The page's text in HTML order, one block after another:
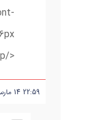
</span></font></p>
22:59
14